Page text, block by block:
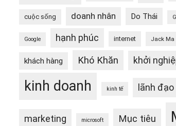
cuộc sống doanh nhân Do Thái
Google hạnh phúc internet Jack Ma
khách hàng Khó Khăn khởi
kinh doanh kinh tế lãnh đạo
marketing microsoft Mục tiêu